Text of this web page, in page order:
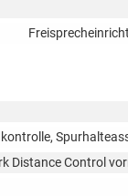
Distance Control